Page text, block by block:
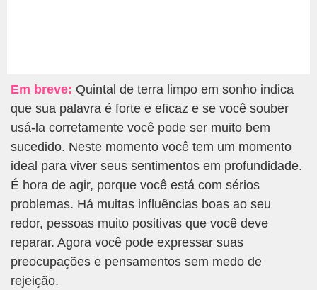
Em breve: Quintal de terra limpo em sonho indica
que sua palavra é forte e eficaz e se você souber
usá-la corretamente você pode ser muito bem
sucedido. Neste momento você tem um momento
ideal para viver seus sentimentos em profundidade.
É hora de agir, porque você está com sérios
problemas. Há muitas influências boas ao seu
redor, pessoas muito positivas que você deve
reparar. Agora você pode expressar suas
preocupações e pensamentos sem medo de
rejeição.